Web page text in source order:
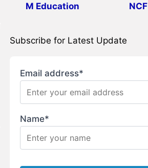
M Education NCF
Subscribe for Latest Update
Email address*
Name*